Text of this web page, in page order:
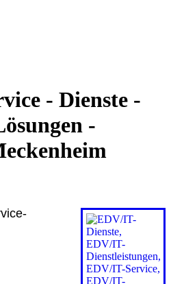
- Dienste -
-